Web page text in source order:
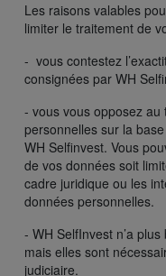
Les raisons valables
limiter le traitement de
- vous contestez
consignées par WH
- vous vous opposez
personnelles sur la
WH Selfinvest. Vous
de vos données soit
cadre juridique ou les
données personnelles.
- WH SelfInvest n’a
mais elles sont
judiciaire.